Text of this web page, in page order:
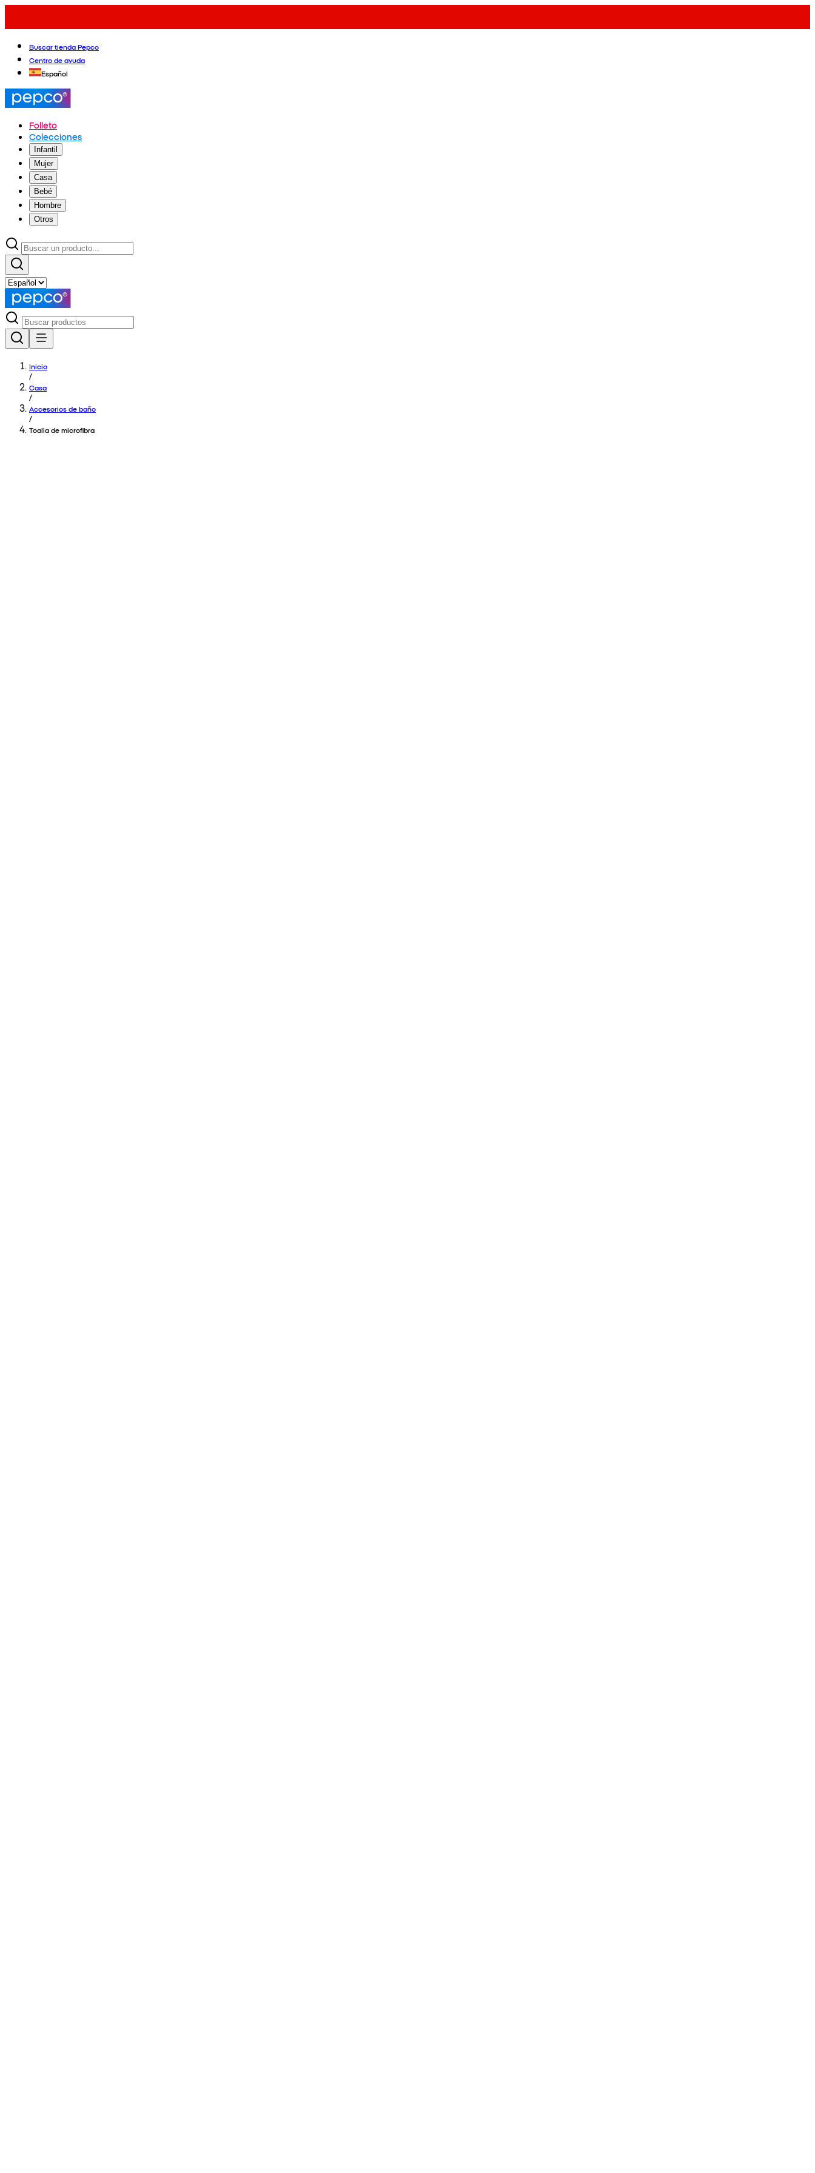
Buscar tienda Pepco
Centro de ayuda
Español
Folleto
Colecciones
Infantil
Mujer
Casa
Bebé
Hombre
Otros
Inicio
/
Casa
/
Accesorios de baño
/
Toalla de microfibra